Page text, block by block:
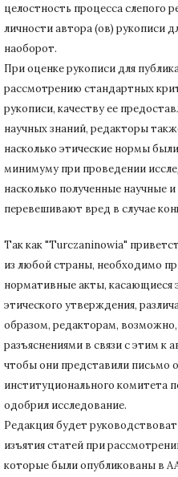
целостность процесса слепого
личности автора (ов) рукописи
наоборот.
При оценке рукописи для
рассмотрению стандартных
рукописи, качеству ее
научных знаний, редакторы
насколько этические нормы
минимуму при проведении
насколько полученные научные
перевешивают вред в случае
Так как "Turczaninowia"
из любой страны, необходимо
нормативные акты, касающиеся
этического утверждения,
образом, редакторам, возможно,
разъяснениями в связи с этим к
чтобы они представили письмо
институционального комитета
одобрил исследование.
Редакция будет
изъятия статей при
которые были опубликованы в